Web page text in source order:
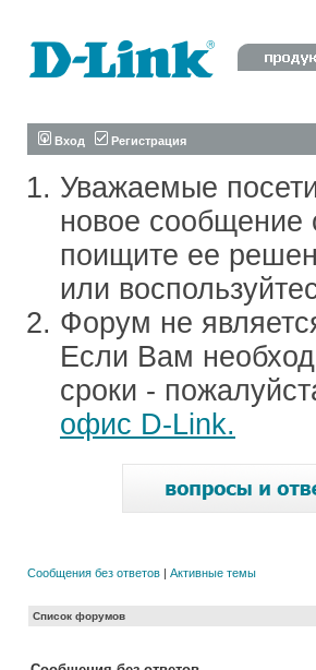
Вход Регистрация
Уважаемые
новое сообщение
поищите ее
или
Форум не
Если Вам
сроки -
офис D-Link.
Сообщения без ответов | Активные темы
Список форумов